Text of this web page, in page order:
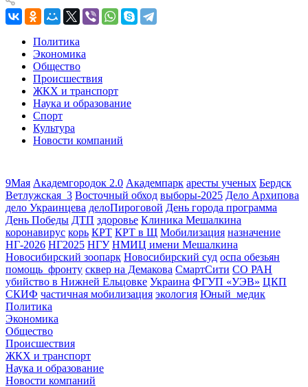
Политика
Экономика
Общество
Происшествия
ЖКХ и транспорт
Наука и образование
Спорт
Культура
Новости компаний
9Мая Академгородок 2.0 Академпарк аресты ученых Бердск
Ветлужская_3 Восточный обход выборы-2025 Дело Архипова
дело Украинцева делоПироговой День города программа
День Победы ДТП здоровье Клиника Мешалкина
коронавирус корь КРТ КРТ в Щ Мобилизация назначение
НГ-2026 НГ2025 НГУ НМИЦ имени Мешалкина
Новосибирский зоопарк Новосибирский суд оспа обезьян
помощь_фронту сквер на Демакова СмартСити СО РАН
убийство в Нижней Ельцовке Украина ФГУП «УЭВ» ЦКП
СКИФ частичная мобилизация экология Юный_медик
Политика
Экономика
Общество
Происшествия
ЖКХ и транспорт
Наука и образование
Новости компаний